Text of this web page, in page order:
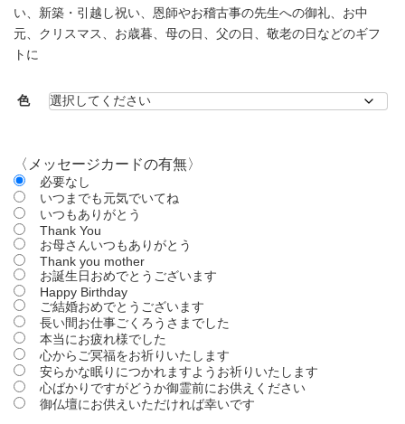
い、新築・引越し祝い、恩師やお稽古事の先生への御礼、お中
元、クリスマス、お歳暮、母の日、父の日、敬老の日などのギフ
トに
色
〈メッセージカードの有無〉
必要なし
いつまでも元気でいてね
いつもありがとう
Thank You
お母さんいつもありがとう
Thank you mother
お誕生日おめでとうございます
Happy Birthday
ご結婚おめでとうございます
長い間お仕事ごくろうさまでした
本当にお疲れ様でした
心からご冥福をお祈りいたします
安らかな眠りにつかれますようお祈りいたします
心ばかりですがどうか御霊前にお供えください
御仏壇にお供えいただければ幸いです